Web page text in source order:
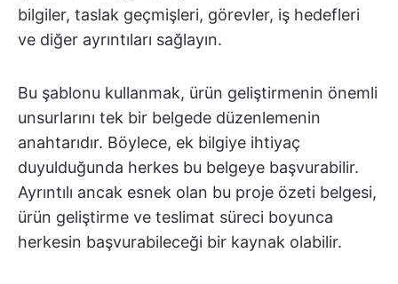
bilgiler, taslak geçmişleri, görevler, iş hedefleri
ve diğer ayrıntıları sağlayın.
Bu şablonu kullanmak, ürün geliştirmenin önemli
unsurlarını tek bir belgede düzenlemenin
anahtarıdır. Böylece, ek bilgiye ihtiyaç
duyulduğunda herkes bu belgeye başvurabilir.
Ayrıntılı ancak esnek olan bu proje özeti belgesi,
ürün geliştirme ve teslimat süreci boyunca
herkesin başvurabileceği bir kaynak olabilir.